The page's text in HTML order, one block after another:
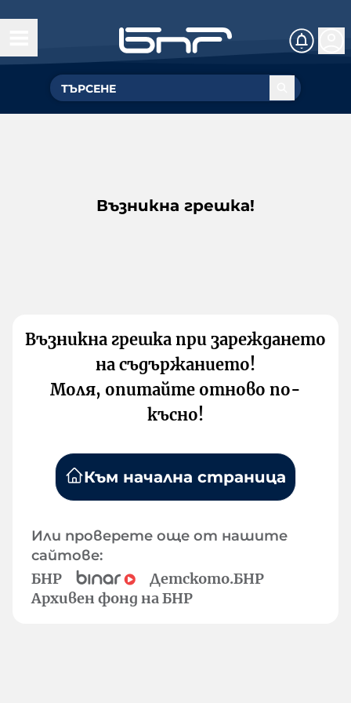
Възникна грешка!
Възникна грешка при зареждането
на съдържанието!
Моля, опитайте отново по-
късно!
Към начална страница
Или проверете още от нашите
сайтове:
БНР
Детското.БНР
Архивен фонд на БНР